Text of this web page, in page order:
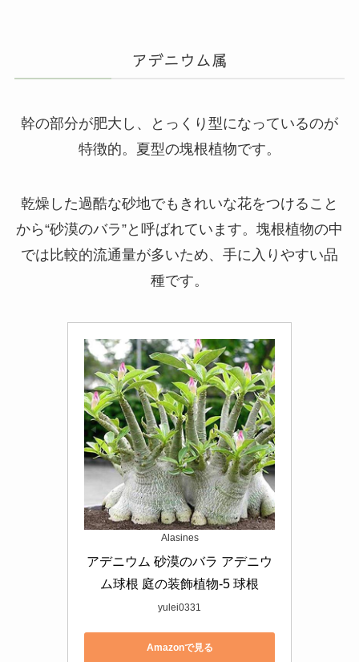
アデニウム属
幹の部分が肥大し、とっくり型になっているのが
特徴的。夏型の塊根植物です。
乾燥した過酷な砂地でもきれいな花をつけること
から“砂漠のバラ”と呼ばれています。塊根植物の中
では比較的流通量が多いため、手に入りやすい品
種です。
Alasines
アデニウム 砂漠のバラ アデニウ
ム球根 庭の装飾植物-5 球根
yulei0331
Amazonで見る